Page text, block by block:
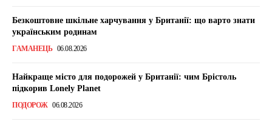
Безкоштовне шкільне харчування у Британії: що варто знати
українським родинам
ГАМАНЕЦЬ 06.08.2026
Найкраще місто для подорожей у Британії: чим Брістоль
підкорив Lonely Planet
ПОДОРОЖ 06.08.2026